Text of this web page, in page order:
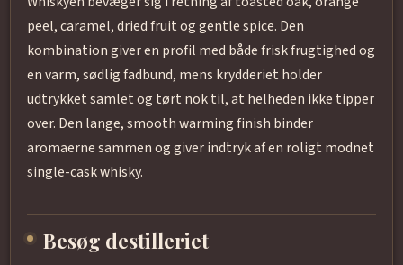
peel, caramel, dried fruit og gentle spice. Den
kombination giver en profil med både frisk frugtighed og
en varm, sødlig fadbund, mens krydderiet holder
udtrykket samlet og tørt nok til, at helheden ikke tipper
over. Den lange, smooth warming finish binder
aromaerne sammen og giver indtryk af en roligt modnet
single-cask whisky.
Besøg destilleriet